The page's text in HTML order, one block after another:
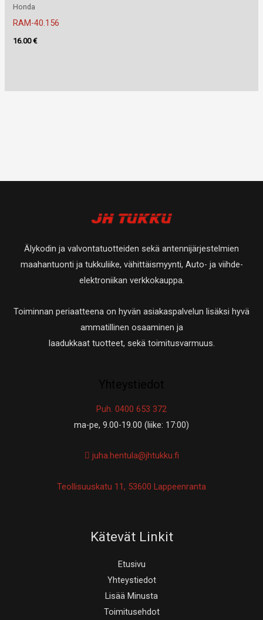
Honda
RAM-40.156
16.00€
Älykodin ja valvontatuotteiden sekä antennijärjestelmien
maahantuonti ja tukkuliike, vähittäismyynti, Auto- ja viihde-
elektroniikan verkkokauppa.
Toiminnan periaatteena on hyvän asiakaspalvelun lisäksi hyvä
ammatillinen osaaminen ja
laadukkaat tuotteet, sekä toimitusvarmuus.
Puh. 0400 653 372
ma-pe, 9.00-19.00 (liike: 17:00)
juha.hentula@jhtukku.fi
Teollisuuskatu 11, 53600 Lappeenranta
Kätevät Linkit
Etusivu
Yhteystiedot
Lisää Minusta
Toimitusehdot